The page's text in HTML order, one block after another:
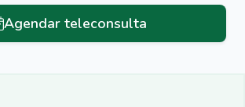
Agendar teleconsulta